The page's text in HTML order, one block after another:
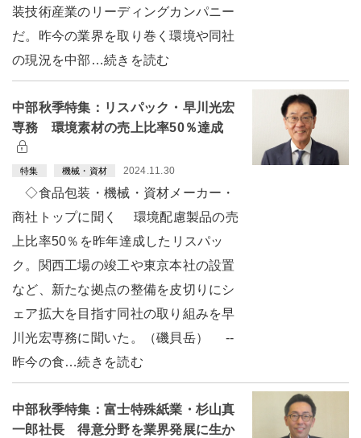
装技術産業のリーディングカンパニー
だ。昨今の業界を取り巻く環境や同社
の現況を中部…続きを読む
中部秋季特集：リスパック・早川光宏
専務 環境素材の売上比率50％達成
特集 機械・資材 2024.11.30
◇食品包装・機械・資材メーカー・
商社トップに聞く 環境配慮製品の売
上比率50％を昨年達成したリスパッ
ク。関西工場の竣工や東京本社の設置
など、新たな拠点の整備を皮切りにシ
ェア拡大を目指す同社の取り組みを早
川光宏専務に聞いた。（磯貝岳） --
昨今の食…続きを読む
中部秋季特集：富士特殊紙業・杉山真
一郎社長 得意分野を業界発展に生か